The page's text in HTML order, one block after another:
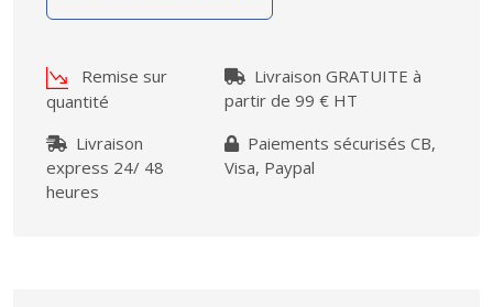
Remise sur
quantité
Livraison GRATUITE à
partir de 99 € HT
Livraison
express 24/ 48
heures
Paiements sécurisés CB,
Visa, Paypal